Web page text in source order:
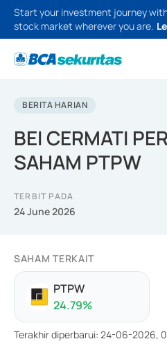
Start your investment journey
stock market wherever you are.
BERITA HARIAN
BEI CERMATI
SAHAM PTPW
TERBIT PADA
24 June 2026
SAHAM TERKAIT
PTPW
24.79%
Terakhir diperbarui: 24-06-2026,